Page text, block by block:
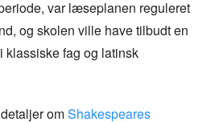
var læseplanen reguleret
og skolen ville have tilbudt en
klassiske fag og latinsk
omShakespeares